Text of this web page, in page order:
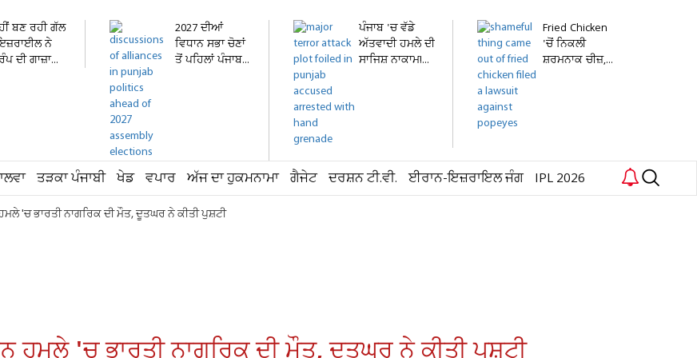
ਬਣ ਰਹੀ ਗੱਲ
ਨੇ
ਦੀ ਗਾਜ਼ਾ...
2027 ਦੀਆਂ
ਵਿਧਾਨ ਸਭਾ ਚੋਣਾਂ
ਤੋਂ ਪਹਿਲਾਂ ਪੰਜਾਬ...
ਪੰਜਾਬ 'ਚ ਵੱਡੇ
ਅੱਤਵਾਦੀ ਹਮਲੇ ਦੀ
ਸਾਜਿਸ਼ ਨਾਕਾਮ!...
Fried Chicken
'ਚੋਂ ਨਿਕਲੀ
ਸ਼ਰਮਨਾਕ ਚੀਜ਼,...
ਤੜਕਾ ਪੰਜਾਬੀ ਖੇਡ ਵਪਾਰ ਅੱਜ ਦਾ ਹੁਕਮਨਾਮਾ ਗੈਜੇਟ ਦਰਸ਼ਨ ਟੀ.ਵੀ. ਈਰਾਨ-ਇਜ਼ਰਾਇਲ ਜੰਗ IPL 2026
'ਚ ਭਾਰਤੀ ਨਾਗਰਿਕ ਦੀ ਮੌਤ, ਦੂਤਘਰ ਨੇ ਕੀਤੀ ਪੁਸ਼ਟੀ